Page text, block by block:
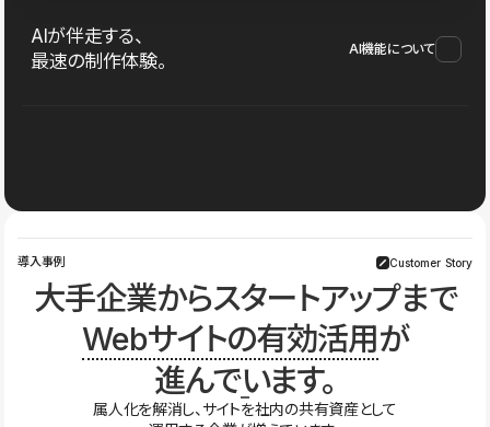
AIが伴走する、
最速の制作体験。
AI機能について
導入事例 Customer Story
大手企業からスタートアップまで
Webサイトの有効活用が
進んでいます。
属人化を解消し、サイトを社内の共有資産として